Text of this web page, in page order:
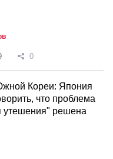
0
Кореи: Япония
что проблема
решена